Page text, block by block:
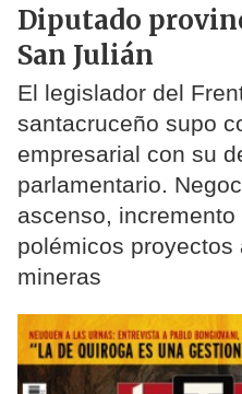
Diputado
San Julián
El legislador del
santacruceño supo
empresarial con su
parlamentario.
ascenso,
polémicos proyectos
mineras